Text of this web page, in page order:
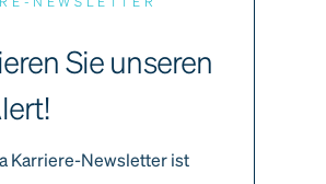
Sie unseren
Karriere-Newsletter ist